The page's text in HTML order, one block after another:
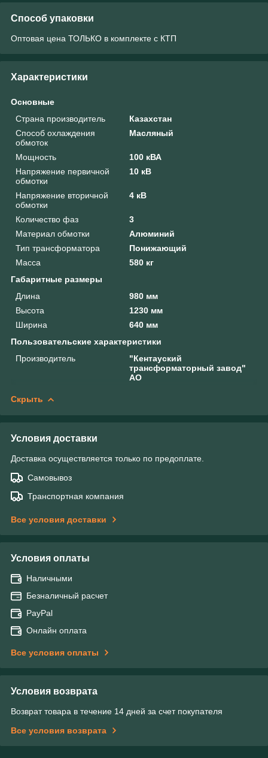
Способ упаковки
Оптовая цена ТОЛЬКО в комплекте с КТП
Характеристики
Основные
Страна производитель
Казахстан
Способ охлаждения
обмоток
Масляный
Мощность
100 кВА
Напряжение первичной
обмотки
10 кВ
Напряжение вторичной
обмотки
4 кВ
Количество фаз
3
Материал обмотки
Алюминий
Тип трансформатора
Понижающий
Масса
580 кг
Габаритные размеры
Длина
980 мм
Высота
1230 мм
Ширина
640 мм
Пользовательские характеристики
Производитель
"Кентауский
трансформаторный завод"
АО
Скрыть
Условия доставки
Доставка осуществляется только по предоплате.
Самовывоз
Транспортная компания
Все условия доставки
Условия оплаты
Наличными
Безналичный расчет
PayPal
Онлайн оплата
Все условия оплаты
Условия возврата
Возврат товара в течение 14 дней за счет покупателя
Все условия возврата